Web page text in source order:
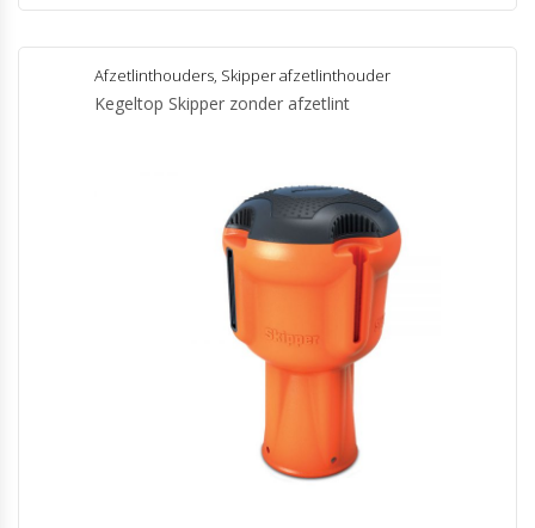
Afzetlinthouders, Skipper afzetlinthouder
Kegeltop Skipper zonder afzetlint